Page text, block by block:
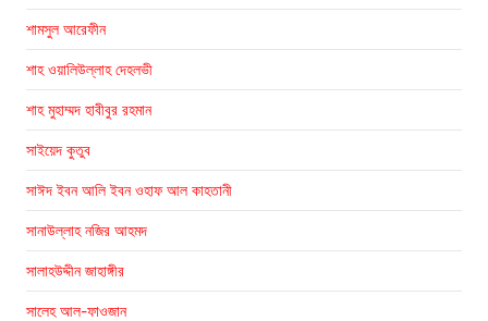
শামসুল আরেফীন
শাহ ওয়ালিউল্লাহ দেহলভী
শাহ মুহাম্মদ হাবীবুর রহমান
সাইয়েদ কুতুব
সাঈদ ইবন আলি ইবন ওহাফ আল কাহতানী
সানাউল্লাহ নজির আহমদ
সালাহউদ্দীন জাহাঙ্গীর
সালেহ আল-ফাওজান